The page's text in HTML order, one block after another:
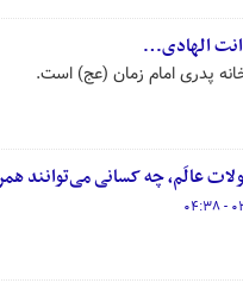
الهادی…
پدری امام زمان (عج) است.
عالَم، چه کسانی می‌توانند